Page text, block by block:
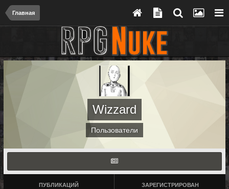
Главная
Wizzard
Пользователи
ПУБЛИКАЦИЙ ЗАРЕГИСТРИРОВАН